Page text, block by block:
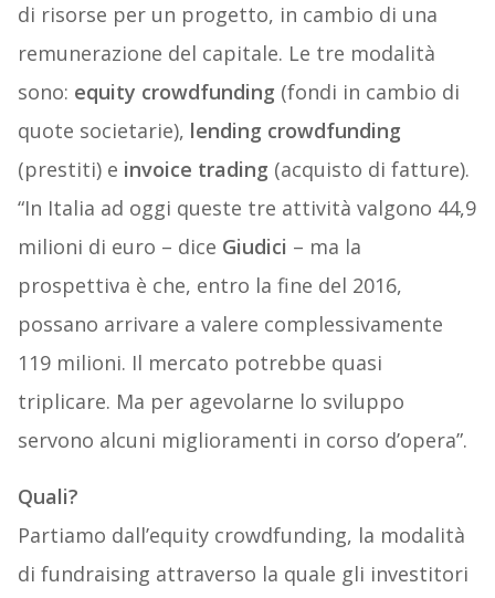
di risorse per un progetto, in cambio di una
remunerazione del capitale. Le tre modalità
sono: equity crowdfunding (fondi in cambio di
quote societarie), lending crowdfunding
(prestiti) e invoice trading (acquisto di fatture).
“In Italia ad oggi queste tre attività valgono 44,9
milioni di euro – dice Giudici – ma la
prospettiva è che, entro la fine del 2016,
possano arrivare a valere complessivamente
119 milioni. Il mercato potrebbe quasi
triplicare. Ma per agevolarne lo sviluppo
servono alcuni miglioramenti in corso d’opera”.
Quali?
Partiamo dall’equity crowdfunding, la modalità
di fundraising attraverso la quale gli investitori